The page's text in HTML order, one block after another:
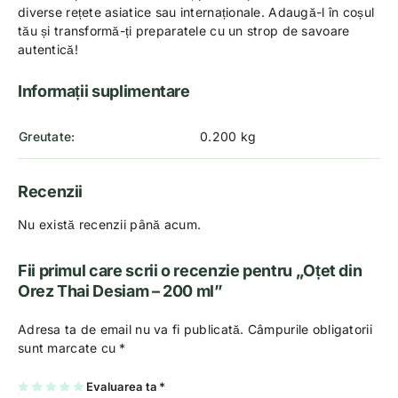
diverse rețete asiatice sau internaționale. Adaugă-l în coșul
tău și transformă-ți preparatele cu un strop de savoare
autentică!
Informații suplimentare
Greutate 0.200 kg
Recenzii
Nu există recenzii până acum.
Fii primul care scrii o recenzie pentru „Oțet din
Orez Thai Desiam – 200 ml”
Adresa ta de email nu va fi publicată. Câmpurile obligatorii
sunt marcate cu *
Evaluarea ta *
U 2 3
4 5